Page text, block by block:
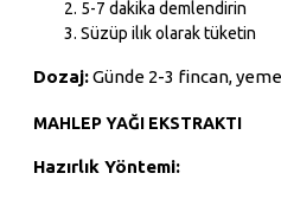
5-7 dakika demlendirin
Süzüp ilık olarak tüketin
Dozaj:Günde 2-3 fincan,
MAHLEP YAĞI EKSTRAKTI
Hazırlık Yöntemi: